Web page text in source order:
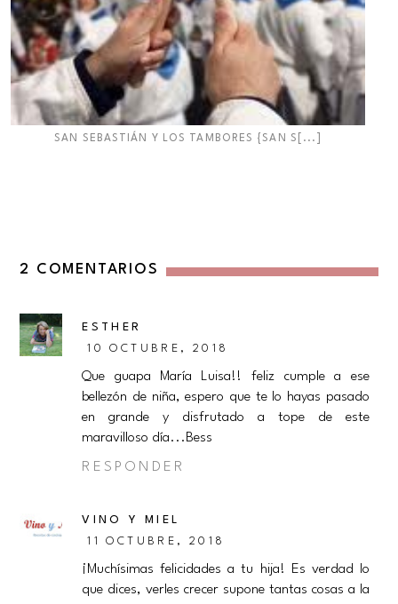
SAN SEBASTIÁN Y LOS TAMBORES {SAN S[...]
2 COMENTARIOS
ESTHER
10 OCTUBRE, 2018
Que guapa María Luisa!! feliz cumple a ese
bellezón de niña, espero que te lo hayas pasado
en grande y disfrutado a tope de este
maravilloso día...Bess
RESPONDER
VINO Y MIEL
11 OCTUBRE, 2018
¡Muchísimas felicidades a tu hija! Es verdad lo
que dices, verles crecer supone tantas cosas a la